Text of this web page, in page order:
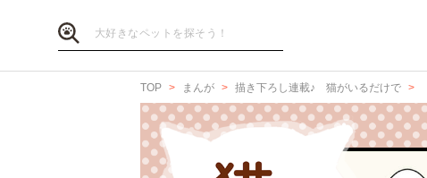
TOP まんが 描き下ろし連載♪ 猫がいるだけで